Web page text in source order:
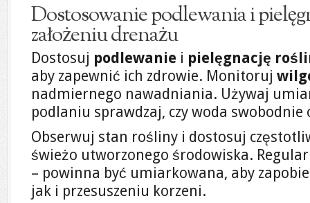
Dostosowanie podlewania i
założeniu drenażu
Dostosuj podlewanie i pielęgnację
aby zapewnić ich zdrowie. Monitoruj
nadmiernego nawadniania. Używaj
podlaniu sprawdzaj, czy woda swobodnie
Obserwuj stan rośliny i dostosuj
świeżo utworzonego środowiska.
– powinna być umiarkowana, aby
jak i przesuszeniu korzeni.